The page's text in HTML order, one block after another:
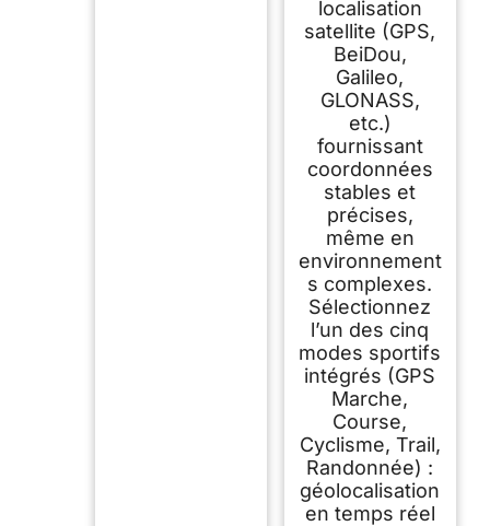
localisation
satellite (GPS,
BeiDou,
Galileo,
GLONASS,
etc.)
fournissant
coordonnées
stables et
précises,
même en
environnement
s complexes.
Sélectionnez
l’un des cinq
modes sportifs
intégrés (GPS
Marche,
Course,
Cyclisme, Trail,
Randonnée) :
géolocalisation
en temps réel